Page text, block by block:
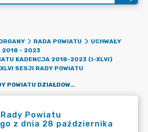
RADA POWIATU
UCHWAŁY
2018 - 2023
KADENCJA 2018-2023 (I-XLVI)
SESJI RADY POWIATU
XXXVII SESJA RADY POWIATU DZIAŁDOWSKIEGO Z DNIA 28 PAŹDZIERNIKA 2021 ROKU
Powiatu
z dnia 28 października